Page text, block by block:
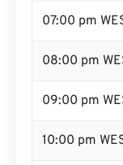
07:00 pm
08:00 pm
09:00 pm
10:00 pm